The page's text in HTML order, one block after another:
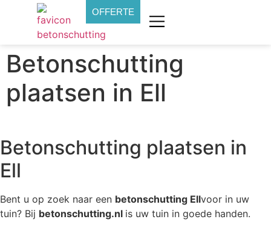
OFFERTE
Betonschutting
plaatsen in Ell
Betonschutting plaatsen in
Ell
Bent u op zoek naar een betonschutting Ellvoor in uw
tuin? Bij betonschutting.nl is uw tuin in goede handen.